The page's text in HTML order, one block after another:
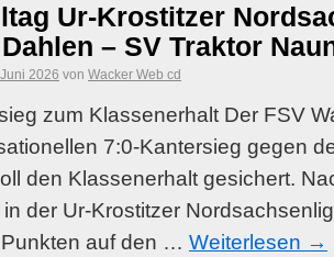
Ur-Krostitzer
– SV Traktor
2026 von Wacker Web cd
zum Klassenerhalt Der FSV
7:0-Kantersieg gegen
den Klassenerhalt gesichert.
der Ur-Krostitzer
auf den … Weiterlesen →